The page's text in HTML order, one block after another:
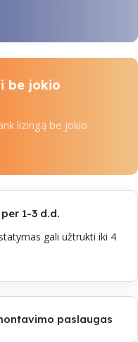
be jokio
lizingą be jokio
1-3 d.d.
gali užtrukti iki 4
paslaugas